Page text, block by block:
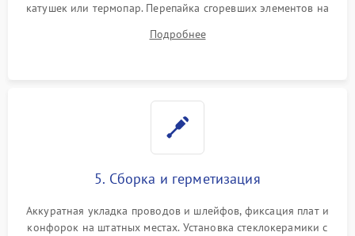
катушек или термопар. Перепайка сгоревших элементов на
дорожек. Очистка контактов и замена поврежденной
Подробнее
5. Сборка и герметизация
Аккуратная укладка проводов и шлейфов, фиксация плат и
конфорок на штатных местах. Установка стеклокерамики с